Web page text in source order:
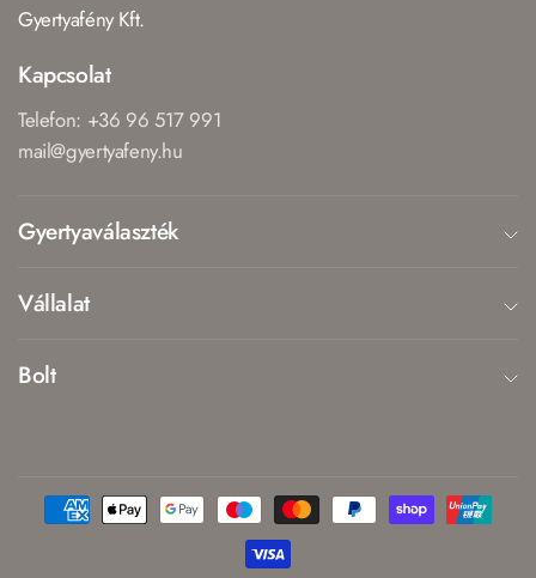
Gyertyafény Kft.
Kapcsolat
Telefon: +36 96 517 991
mail@gyertyafeny.hu
Gyertyaválaszték
Vállalat
Bolt